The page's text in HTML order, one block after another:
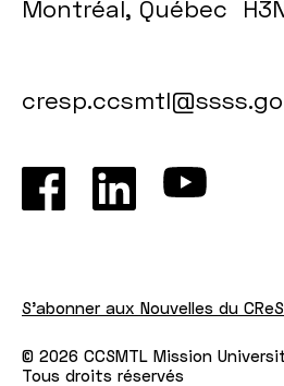
Montréal, Québec
© 2026 CCSMTL Mission
Tous droits réservés
S'abonner aux Nouvelles du